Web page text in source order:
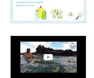
het niet meer kunt zien.Maar het
gaat echt nooit weg.